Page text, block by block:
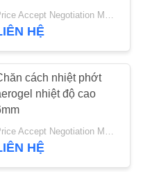
369
Price Accept Negotiation MOQ:Một cuộn
HỆ
cách nhiệt phớt
nhiệt độ cao
Price Accept Negotiation MOQ:Một cuộn
HỆ